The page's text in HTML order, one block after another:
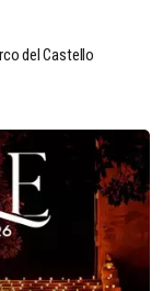
del Castello